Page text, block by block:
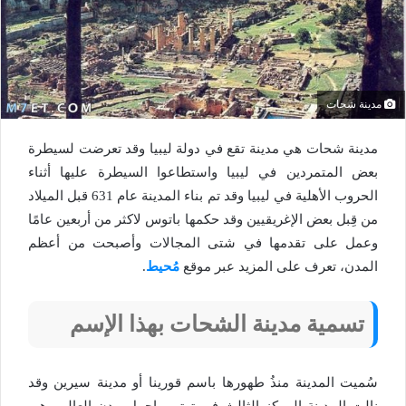
مدينة شحات
مدينة شحات هي مدينة تقع في دولة ليبيا وقد تعرضت لسيطرة
بعض المتمردين في ليبيا واستطاعوا السيطرة عليها أثناء
الحروب الأهلية في ليبيا وقد تم بناء المدينة عام 631 قبل الميلاد
من قِبل بعض الإغريقيين وقد حكمها باتوس لاكثر من أربعين عامًا
وعمل على تقدمها في شتى المجالات وأصبحت من أعظم
المدن، تعرف على المزيد عبر موقع مُحيط.
تسمية مدينة الشحات بهذا الإسم
سُميت المدينة منذُ طهورها باسم قورينا أو مدينة سيرين وقد